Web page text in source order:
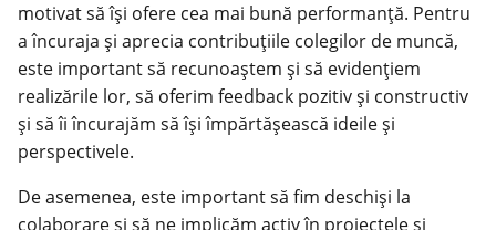
motivat să își ofere cea mai bună performanță. Pentru
a încuraja și aprecia contribuțiile colegilor de muncă,
este important să recunoaștem și să evidențiem
realizările lor, să oferim feedback pozitiv și constructiv
și să îi încurajăm să își împărtășească ideile și
perspectivele.
De asemenea, este important să fim deschiși la
colaborare și să ne implicăm activ în proiectele și